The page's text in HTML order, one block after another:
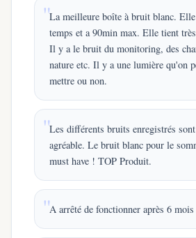
La meilleure boîte à bruit blanc.
temps et a 90min max. Elle tient
Il y a le bruit du monitoring, des
nature etc. Il y a une lumière qu'on
mettre ou non.
Les différents bruits enregistrés
agréable. Le bruit blanc pour le
must have ! TOP Produit.
A arrêté de fonctionner après 6